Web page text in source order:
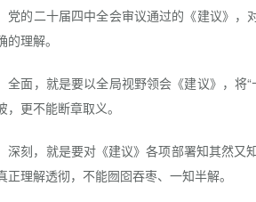
的二十届四中全会审议通过的《建议》，对
的理解。
面，就是要以全局视野领会《建议》，将“
，更不能断章取义。
刻，就是要对《建议》各项部署知其然又知
正理解透彻，不能囫囵吞枣、一知半解。